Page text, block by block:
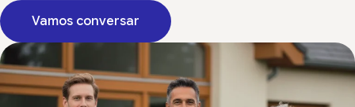
Vamos conversar